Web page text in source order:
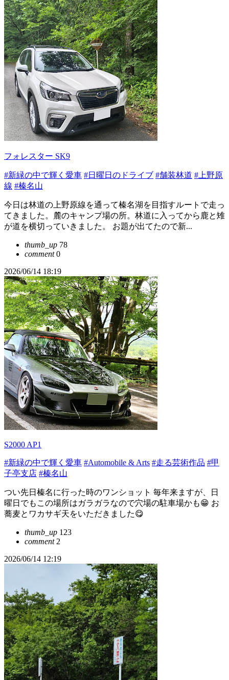
フォレスター SK9
#新緑の中で輝く愛車 #日曜日のドライブ #舗装林道 #上野原
線 #榛名山
今日は林道の上野原線を通って榛名湖を目指すルートで走っ
てきました。麓のキャンプ場の所。林道に入ってから鹿と雉
が道を横切っていきました。 お題が出てたので新...
thumb_up 78
comment0
2026/06/14 18:19
S2000 AP1
#新緑の中で輝く愛車 #Automobile & Arts #走る芸術作品 #甲
子亭支店 #榛名山
つい先日榛名に行った時のワンショット 毎年来ますが、日
曜日でもこの場所はガラガラなので穴場の駐車場かも😁 お
蕎麦とワカサギ天をいただきました😋
thumb_up 123
comment2
2026/06/14 12:19